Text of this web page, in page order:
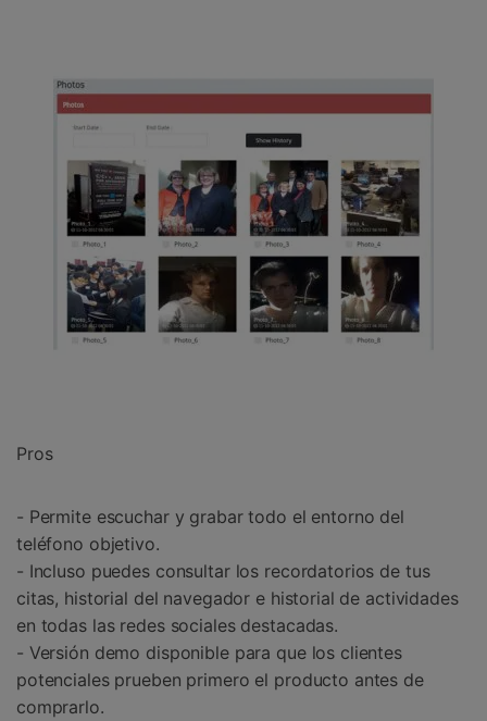
Pros
- Permite escuchar y grabar todo el entorno del
teléfono objetivo.
- Incluso puedes consultar los recordatorios de tus
citas, historial del navegador e historial de actividades
en todas las redes sociales destacadas.
- Versión demo disponible para que los clientes
potenciales prueben primero el producto antes de
comprarlo.